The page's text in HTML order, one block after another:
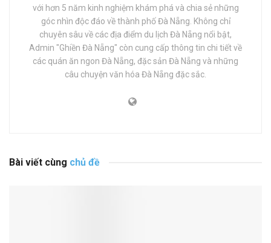
với hơn 5 năm kinh nghiệm khám phá và chia sẻ những
góc nhìn độc đáo về thành phố Đà Nẵng. Không chỉ
chuyên sâu về các địa điểm du lịch Đà Nẵng nổi bật,
Admin "Ghiền Đà Nẵng" còn cung cấp thông tin chi tiết về
các quán ăn ngon Đà Nẵng, đặc sản Đà Nẵng và những
câu chuyện văn hóa Đà Nẵng đặc sắc.
Bài viết cùng chủ đề